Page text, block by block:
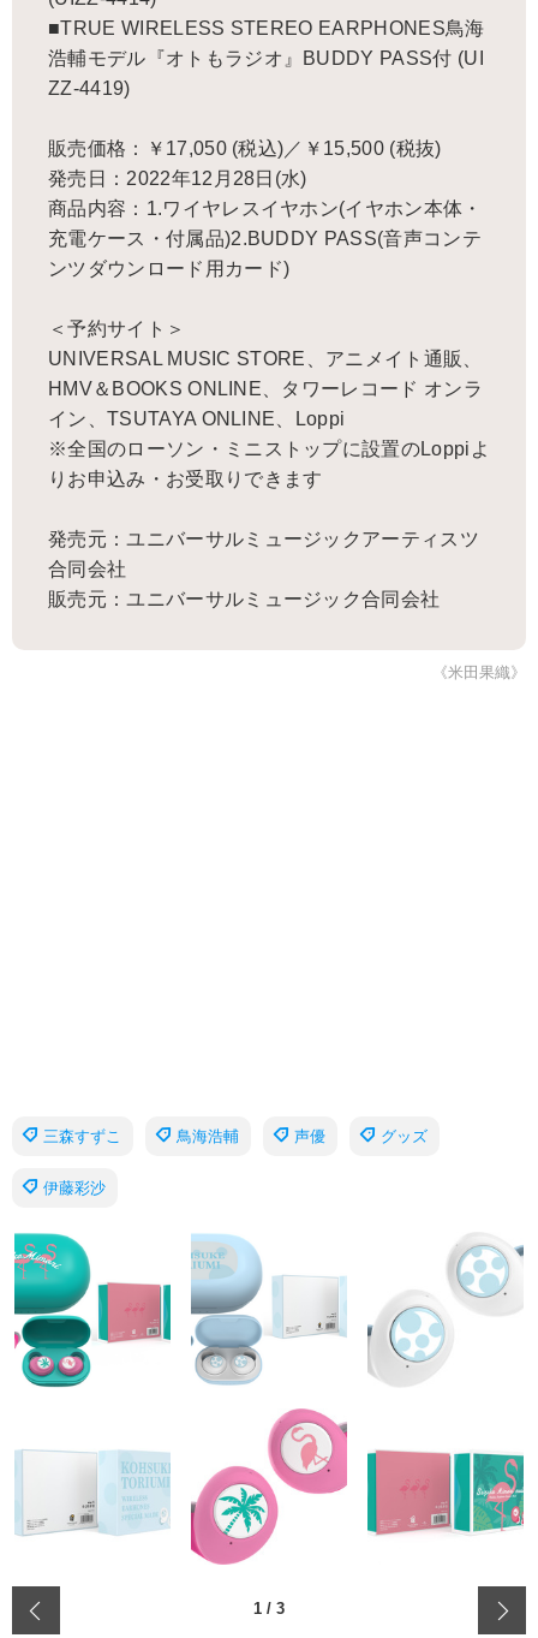
■TRUE WIRELESS STEREO EARPHONES鳥海
浩輔モデル『オトもラジオ』BUDDY PASS付 (UI
ZZ-4419)
販売価格：￥17,050 (税込)／￥15,500 (税抜)
発売日：2022年12月28日(水)
商品内容：1.ワイヤレスイヤホン(イヤホン本体・
充電ケース・付属品)2.BUDDY PASS(音声コンテ
ンツダウンロード用カード)
＜予約サイト＞
UNIVERSAL MUSIC STORE、アニメイト通販、
HMV＆BOOKS ONLINE、タワーレコード オンラ
イン、TSUTAYA ONLINE、Loppi
※全国のローソン・ミニストップに設置のLoppiよ
りお申込み・お受取りできます
発売元：ユニバーサルミュージックアーティスツ
合同会社
販売元：ユニバーサルミュージック合同会社
《米田果織》
三森すずこ 鳥海浩輔 声優 グッズ
伊藤彩沙
1 / 3